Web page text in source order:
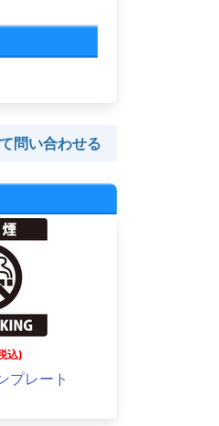
問い合わせる
込)
プレート